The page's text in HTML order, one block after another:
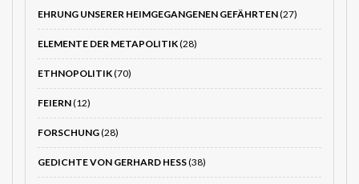
EHRUNG UNSERER HEIMGEGANGENEN GEFÄHRTEN(27)
ELEMENTE DER METAPOLITIK(28)
ETHNOPOLITIK(70)
FEIERN(12)
FORSCHUNG(28)
GEDICHTE VON GERHARD HESS(38)